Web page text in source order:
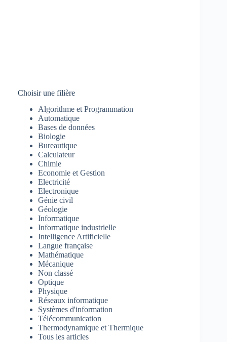
Choisir une filière
Algorithme et Programmation
Automatique
Bases de données
Biologie
Bureautique
Calculateur
Chimie
Economie et Gestion
Electricité
Electronique
Génie civil
Géologie
Informatique
Informatique industrielle
Intelligence Artificielle
Langue française
Mathématique
Mécanique
Non classé
Optique
Physique
Réseaux informatique
Systèmes d'information
Télécommunication
Thermodynamique et Thermique
Tous les articles